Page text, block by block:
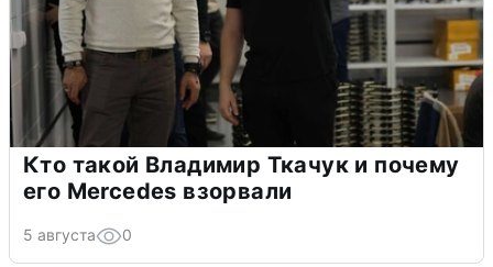
Кто такой Владимир Ткачук и почему
его Mercedes взорвали
5 августа 0